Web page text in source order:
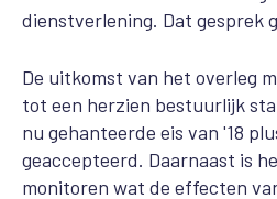
dienstverlening. Dat gesprek
De uitkomst van het overleg
tot een herzien bestuurlijk
nu gehanteerde eis van '18
geaccepteerd. Daarnaast is
monitoren wat de effecten